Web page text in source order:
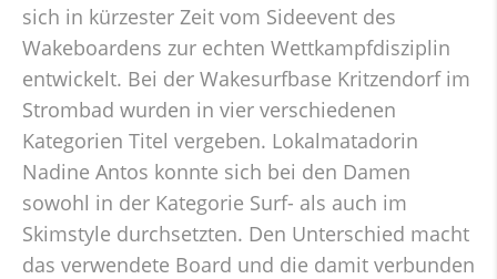
sich in kürzester Zeit vom Sideevent des
Wakeboardens zur echten Wettkampfdisziplin
entwickelt. Bei der Wakesurfbase Kritzendorf im
Strombad wurden in vier verschiedenen
Kategorien Titel vergeben. Lokalmatadorin
Nadine Antos konnte sich bei den Damen
sowohl in der Kategorie Surf- als auch im
Skimstyle durchsetzten. Den Unterschied macht
das verwendete Board und die damit verbunden